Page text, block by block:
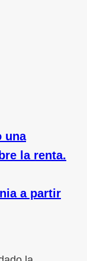
una
la renta.
a partir